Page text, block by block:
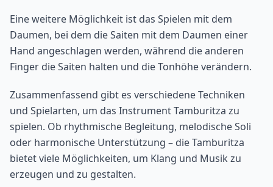
Eine weitere Möglichkeit ist das Spielen mit dem
Daumen, bei dem die Saiten mit dem Daumen einer
Hand angeschlagen werden, während die anderen
Finger die Saiten halten und die Tonhöhe verändern.
Zusammenfassend gibt es verschiedene Techniken
und Spielarten, um das Instrument Tamburitza zu
spielen. Ob rhythmische Begleitung, melodische Soli
oder harmonische Unterstützung – die Tamburitza
bietet viele Möglichkeiten, um Klang und Musik zu
erzeugen und zu gestalten.